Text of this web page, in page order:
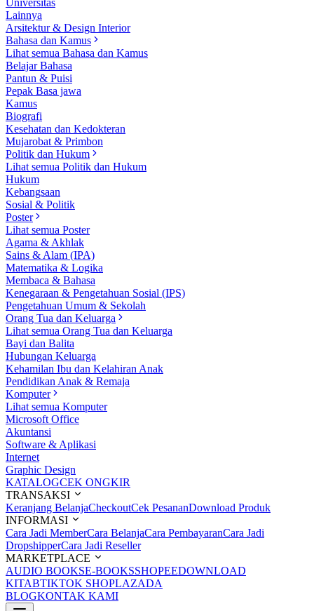
Universitas
Lainnya
Arsitektur & Design Interior
Bahasa dan Kamus
Lihat semua Bahasa dan Kamus
Belajar Bahasa
Pantun & Puisi
Pepak Basa jawa
Kamus
Biografi
Kesehatan dan Kedokteran
Mujarobat & Primbon
Politik dan Hukum
Lihat semua Politik dan Hukum
Hukum
Kebangsaan
Sosial & Politik
Poster
Lihat semua Poster
Agama & Akhlak
Sains & Alam (IPA)
Matematika & Logika
Membaca & Bahasa
Kenegaraan & Pengetahuan Sosial (IPS)
Pengetahuan Umum & Sekolah
Orang Tua dan Keluarga
Lihat semua Orang Tua dan Keluarga
Bayi dan Balita
Hubungan Keluarga
Kehamilan Ibu dan Kelahiran Anak
Pendidikan Anak & Remaja
Komputer
Lihat semua Komputer
Microsoft Office
Akuntansi
Software & Aplikasi
Internet
Graphic Design
KATALOGCEK ONGKIR
TRANSAKSI
Keranjang BelanjaCheckoutCek PesananDownload Produk
INFORMASI
Cara Jadi MemberCara BelanjaCara PembayaranCara Jadi
DropshipperCara Jadi Reseller
MARKETPLACE
AUDIO BOOKSE-BOOKSSHOPEEDOWNLOAD
KITABTIKTOK SHOPLAZADA
BLOGKONTAK KAMI